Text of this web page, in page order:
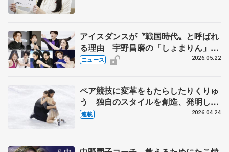
アイスダンスが〝戦国時代〟と呼ばれ
る理由 宇野昌磨の「しょまりん」ら
実力者が相次いで参戦 国内の競争激
ニュース 2026.05.22
ペア競技に変革をもたらしたりくりゅ
う 独自のスタイルを創造、発明した
【引退発表後②】
連載 2026.04.24